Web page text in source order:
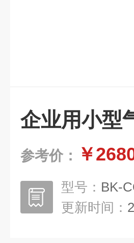
企业用小型
参考价： ￥
型号： BK-
更新时间：